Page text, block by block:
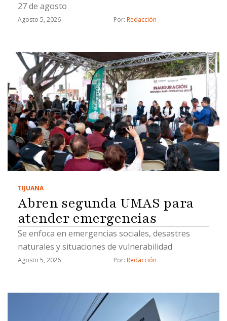
27 de agosto
Agosto 5, 2026 Por: Redacción
TIJUANA
Abren segunda UMAS para
atender emergencias
Se enfoca en emergencias sociales, desastres
naturales y situaciones de vulnerabilidad
Agosto 5, 2026 Por: Redacción